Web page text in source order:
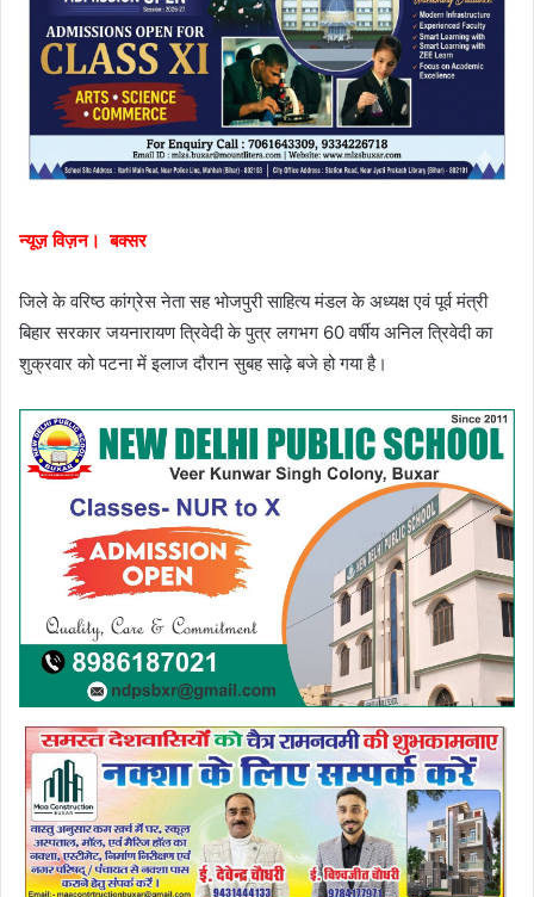
न्यूज़ विज़न। बक्सर
जिले के वरिष्ठ कांग्रेस नेता सह भोजपुरी साहित्य मंडल के अध्यक्ष एवं पूर्व मंत्री
बिहार सरकार जयनारायण त्रिवेदी के पुत्र लगभग 60 वर्षीय अनिल त्रिवेदी का
शुक्रवार को पटना में इलाज दौरान सुबह साढ़े बजे हो गया है।